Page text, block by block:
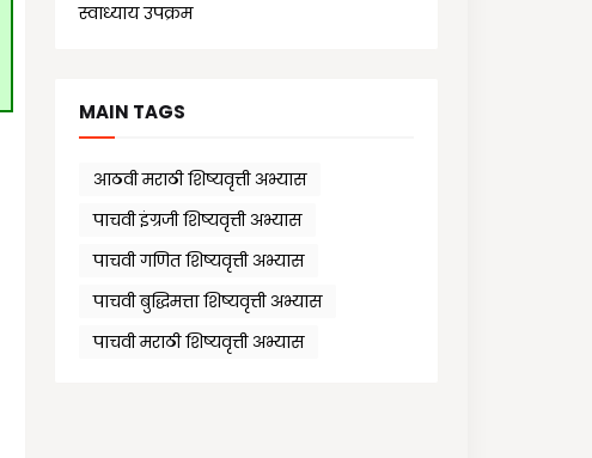
स्वाध्याय उपक्रम
MAIN TAGS
आठवी मराठी शिष्यवृत्ती अभ्यास
पाचवी इंग्रजी शिष्यवृत्ती अभ्यास
पाचवी गणित शिष्यवृत्ती अभ्यास
पाचवी बुद्धिमत्ता शिष्यवृत्ती अभ्यास
पाचवी मराठी शिष्यवृत्ती अभ्यास